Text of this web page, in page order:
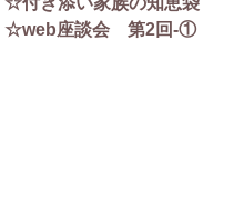
☆web座談会 第2回-①